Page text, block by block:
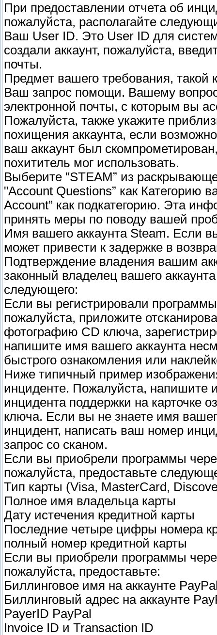
При предоставлении отчета об
пожалуйста, располагайте
Ваш User ID. Это User ID для
создали аккаунт, пожалуйста,
почты.
Предмет вашего требования, такой
Ваш запрос помощи. Вашему
электронной почты, с которым вы
Пожалуйста, также укажите
похищения аккаунта, если
ваш аккаунт был
похититель мог использовать.
Выберите "STEAM” из
"Account Questions” как Категорию
Account” как подкатегорию. Эта
принять меры по поводу вашей
Имя вашего аккаунта Steam. Если
может привести к задержке в
Подтверждение владения вашим
законный владелец вашего
следующего:
Если вы регистрировали
пожалуйста, приложите
фотографию CD ключа,
напишите имя вашего аккаунта
быстрого ознакомления или
Ниже типичный пример
инциденте. Пожалуйста, напишите
инцидента поддержки на карточке
ключа. Если вы не знаете имя
инцидент, написать ваш номер
запрос со сканом.
Если вы приобрели программы
пожалуйста, предоставьте
Тип карты (Visa, MasterCard,
Полное имя владельца карты
Дату истечения кредитной карты
Последние четыре цифры номера
полный номер кредитной карты
Если вы приобрели программы
пожалуйста, предоставьте:
Биллинговое имя на аккаунтe
Биллинговый адрес на аккаунте
PayerID PayPal
Invoice ID и Transaction ID